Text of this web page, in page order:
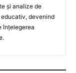
și analize de
devenind
înțelegerea